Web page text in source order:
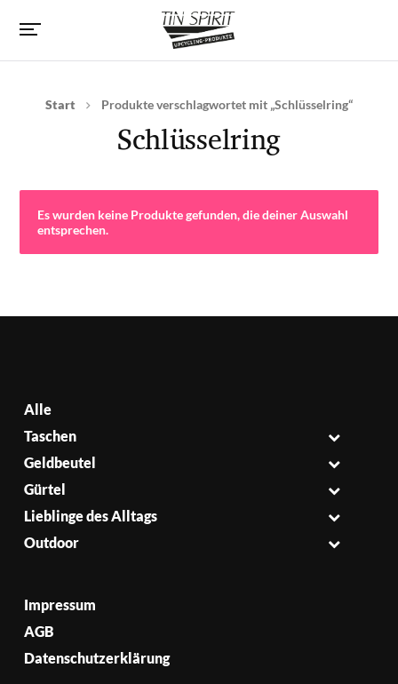
Start Produkte verschlagwortet mit „Schlüsselring“
Schlüsselring
Es wurden keine Produkte gefunden, die deiner Auswahl
entsprechen.
Alle
Taschen
Geldbeutel
Gürtel
Lieblinge des Alltags
Outdoor
Impressum
AGB
Datenschutzerklärung